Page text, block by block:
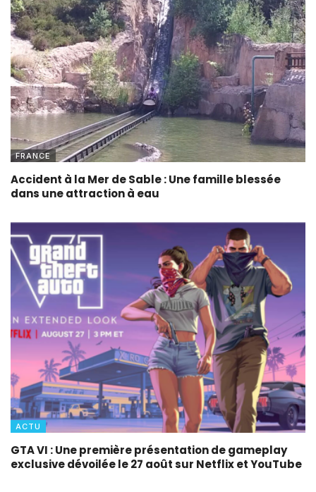
FRANCE
Accident à la Mer de Sable : Une famille blessée
dans une attraction à eau
ACTU
GTA VI : Une première présentation de gameplay
exclusive dévoilée le 27 août sur Netflix et YouTube